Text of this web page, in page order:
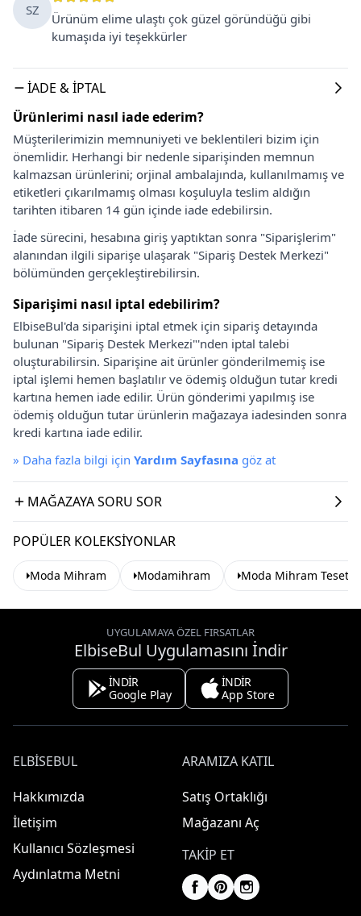
SZ
Ürünüm elime ulaştı çok güzel göründüğü gibi
kumaşıda iyi teşekkürler
İADE & İPTAL
Ürünlerimi nasıl iade ederim?
Müşterilerimizin memnuniyeti ve beklentileri bizim için
önemlidir. Herhangi bir nedenle siparişinden memnun
kalmazsan ürünlerini; orjinal ambalajında, kullanılmamış ve
etiketleri çıkarılmamış olması koşuluyla teslim aldığın
tarihten itibaren 14 gün içinde iade edebilirsin.
İade sürecini, hesabına giriş yaptıktan sonra "Siparişlerim"
alanından ilgili siparişe ulaşarak "Sipariş Destek Merkezi"
bölümünden gerçekleştirebilirsin.
Siparişimi nasıl iptal edebilirim?
ElbiseBul'da siparişini iptal etmek için sipariş detayında
bulunan "Sipariş Destek Merkezi"'nden iptal talebi
oluşturabilirsin. Siparişine ait ürünler gönderilmemiş ise
iptal işlemi hemen başlatılır ve ödemiş olduğun tutar kredi
kartına hemen iade edilir. Ürün gönderimi yapılmış ise
ödemiş olduğun tutar ürünlerin mağazaya iadesinden sonra
kredi kartına iade edilir.
» Daha fazla bilgi için Yardım Sayfasına göz at
MAĞAZAYA SORU SOR
POPÜLER KOLEKSIYONLAR
Moda Mihram Modamihram Moda Mihram
UYGULAMAYA ÖZEL FIRSATLAR
ElbiseBul Uygulamasını İndir
İNDİR
Google Play
İNDİR
App Store
ELBISEBUL
Hakkımızda
İletişim
Kullanıcı Sözleşmesi
Aydınlatma Metni
ARAMIZA KATIL
Satış Ortaklığı
Mağazanı Aç
TAKIP ET